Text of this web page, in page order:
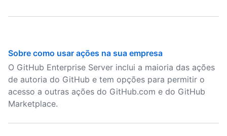
Sobre como usar ações na sua empresa
O GitHub Enterprise Server inclui a maioria das ações
de autoria do GitHub e tem opções para permitir o
acesso a outras ações do GitHub.com e do GitHub
Marketplace.